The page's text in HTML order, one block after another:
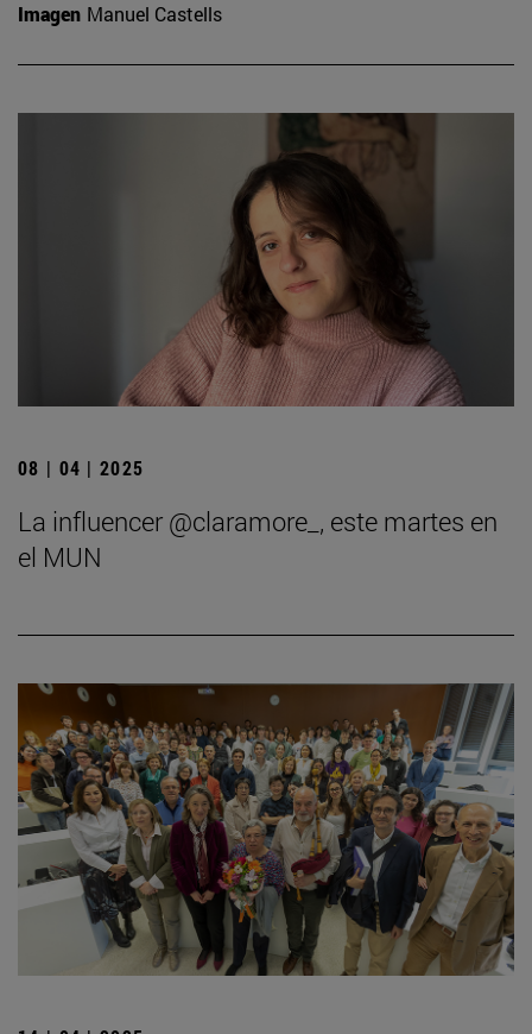
Imagen Manuel Castells
08 | 04 | 2025
La influencer @claramore_, este martes en
el MUN